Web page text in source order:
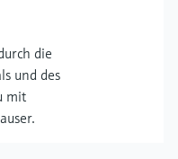
die
und des
mit